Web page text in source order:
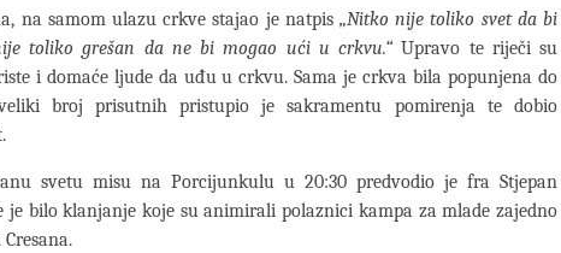
na samom ulazu crkve stajao je natpis „Nitko nije toliko svet da bi
toliko grešan da ne bi mogao ući u crkvu.“ Upravo te riječi su
i domaće ljude da uđu u crkvu. Sama je crkva bila popunjena do
broj prisutnih pristupio je sakramentu pomirenja te dobio
svetu misu na Porcijunkulu u 20:30 predvodio je fra Stjepan
je bilo klanjanje koje su animirali polaznici kampa za mlade zajedno